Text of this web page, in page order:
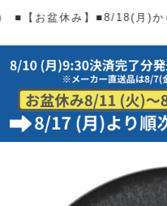
予定 (予約商品除く)▶